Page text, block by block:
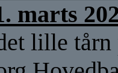
marts
lille tårn